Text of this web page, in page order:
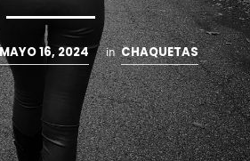
16, 2024 in CHAQUETAS